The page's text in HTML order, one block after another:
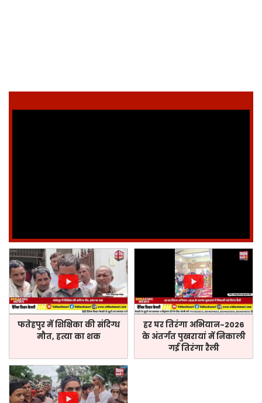
फतेहपुर में शिक्षिका की संदिग्ध
मौत, हत्या का शक
हर घर तिरंगा अभियान-2026
के अंतर्गत पुखरायां में निकाली
गई तिरंगा रैली